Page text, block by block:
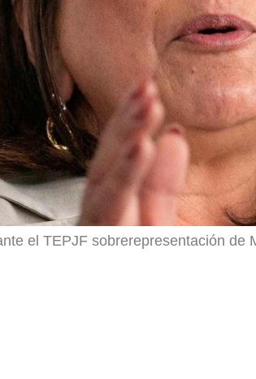
el TEPJF sobrerepresentación de